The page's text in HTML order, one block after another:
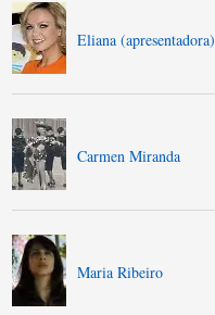
Eliana (apresentadora)
Carmen Miranda
Maria Ribeiro